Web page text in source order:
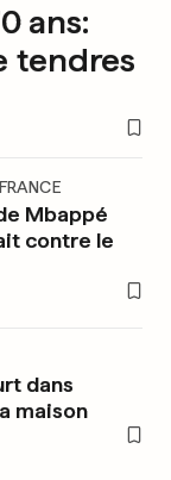
ans:
tendres
Mbappé
contre le
dans
maison